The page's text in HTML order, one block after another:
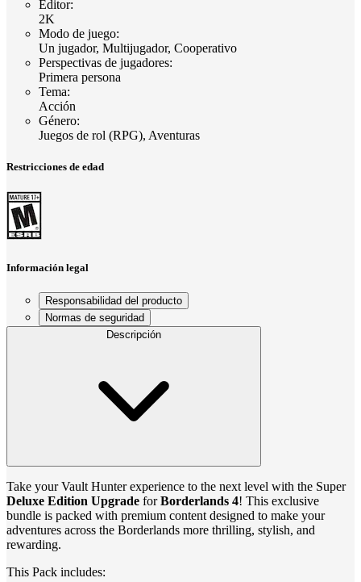
Editor:
2K
Modo de juego:
Un jugador, Multijugador, Cooperativo
Perspectivas de jugadores:
Primera persona
Tema:
Acción
Género:
Juegos de rol (RPG), Aventuras
Restricciones de edad
Información legal
Responsabilidad del producto
Normas de seguridad
Descripción
Take your Vault Hunter experience to the next level with the Super
Deluxe Edition Upgrade forBorderlands 4! This exclusive
bundle is packed with premium content designed to make your
adventures across the Borderlands more thrilling, stylish, and
rewarding.
This Pack includes: